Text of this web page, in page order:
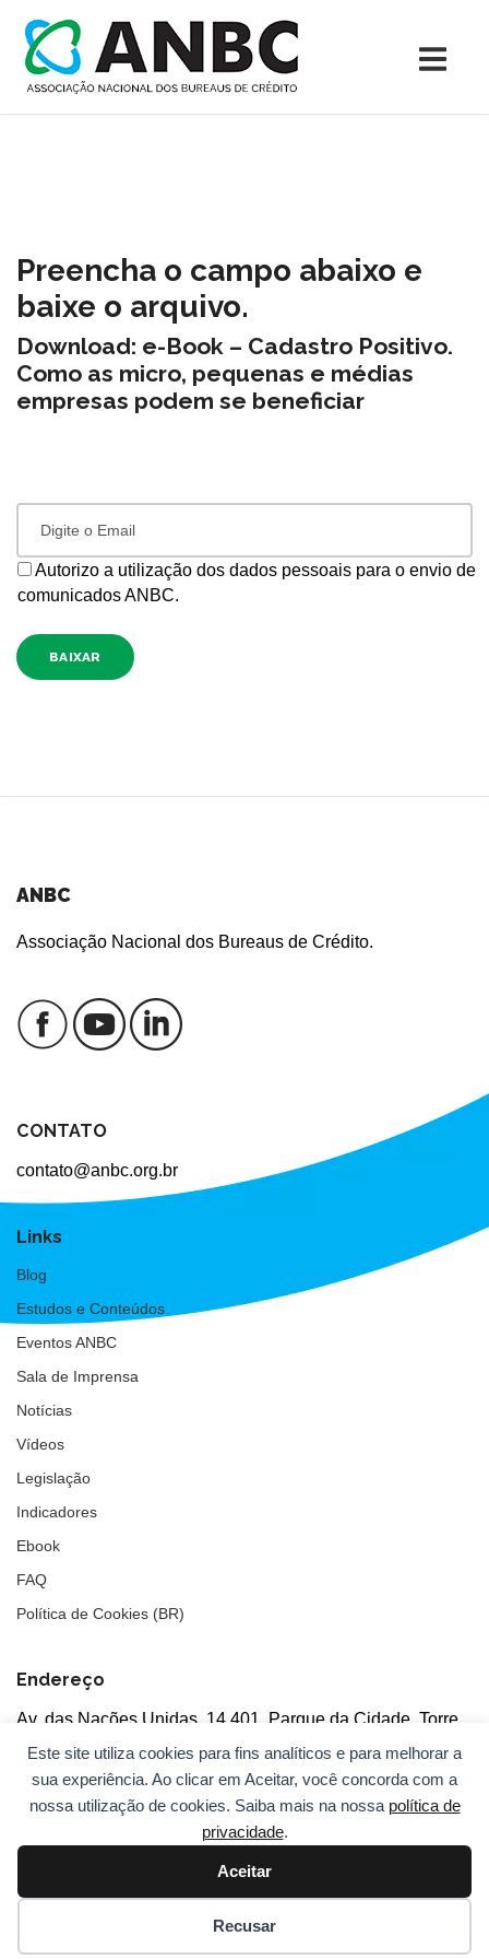
Este site utiliza cookies para fins analíticos e para melhorar a
sua experiência. Ao clicar em Aceitar, você concorda com a
nossa utilização de cookies. Saiba mais na nossa política de
privacidade.
Aceitar
Recusar
Preencha o campo abaixo e
baixe o arquivo.
Download: e-Book – Cadastro Positivo.
Como as micro, pequenas e médias
empresas podem se beneficiar
Autorizo a utilização dos dados pessoais para o envio de
comunicados ANBC.
BAIXAR
ANBC
Associação Nacional dos Bureaus de Crédito.
CONTATO
contato@anbc.org.br
Links
Blog
Estudos e Conteúdos
Eventos ANBC
Sala de Imprensa
Notícias
Vídeos
Legislação
Indicadores
Ebook
FAQ
Política de Cookies (BR)
Endereço
Av. das Nações Unidas, 14.401, Parque da Cidade, Torre
Tarumã
5°andar, salas 502/503, CEP: 04730-090, São Paulo, SP
Todos os direitos reservados.